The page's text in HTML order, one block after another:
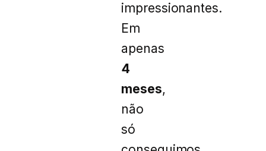
impressionantes.
Em
apenas
4
meses,
não
só